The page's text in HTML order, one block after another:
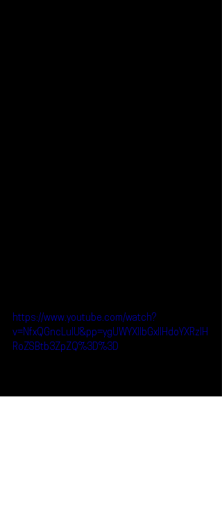
https://www.youtube.com/watch?
v=NfxQGncLuIU&pp=ygUWYXllbGxlIHdoYXRzIH
RoZSBtb3ZpZQ%3D%3D